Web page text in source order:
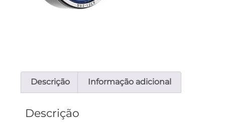
Descrição Informação adicional
Descrição